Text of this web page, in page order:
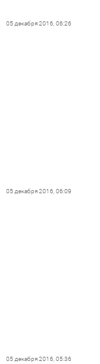
05 декабря 2016, 06:26
05 декабря 2016, 06:09
05 декабря 2016, 05:36